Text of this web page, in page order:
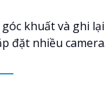
khuất và ghi
đặt nhiều camera.